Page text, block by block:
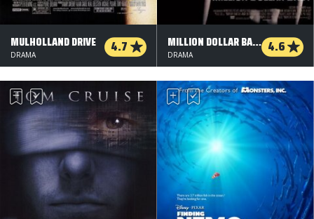
MULHOLLAND DRIVE 4.7
DRAMA
MILLION DOLLAR BABY 4.6
DRAMA